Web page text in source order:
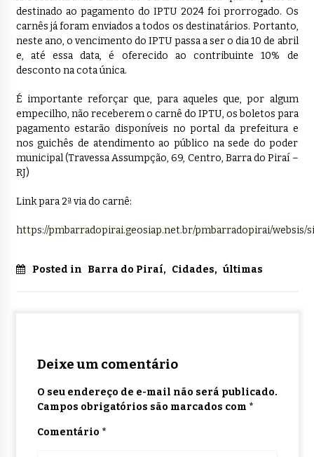
destinado ao pagamento do IPTU 2024 foi prorrogado. Os
carnês já foram enviados a todos os destinatários. Portanto,
neste ano, o vencimento do IPTU passa a ser o dia 10 de abril
e, até essa data, é oferecido ao contribuinte 10% de
desconto na cota única.
É importante reforçar que, para aqueles que, por algum
empecilho, não receberem o carnê do IPTU, os boletos para
pagamento estarão disponíveis no portal da prefeitura e
nos guichês de atendimento ao público na sede do poder
municipal (Travessa Assumpção, 69, Centro, Barra do Piraí –
RJ)
Link para 2ª via do carnê:
https://pmbarradopirai.geosiap.net.br/pmbarradopirai/websis/
Posted in Barra do Piraí, Cidades, últimas
Deixe um comentário
O seu endereço de e-mail não será publicado.
Campos obrigatórios são marcados com *
Comentário *